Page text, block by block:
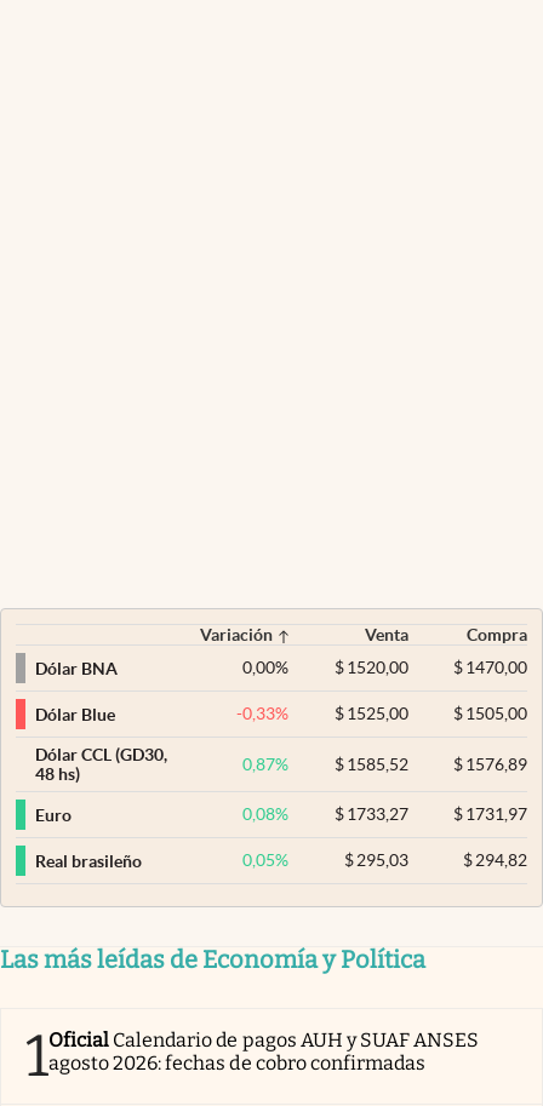
Variación Venta
Compra
Dólar BNA
0,00% $ 1520,00 $1470,00
Dólar Blue -0,33% $ 1525,00 $1505,00
Dólar CCL (GD30,
48 hs)
0,87% $ 1585,52 $1576,89
Euro 0,08% $ 1733,27 $1731,97
Real brasileño 0,05% $295,03 $294,82
Las más leídas de Economía y Política
1Oficial Calendario de pagos AUH y SUAF ANSES
agosto 2026: fechas de cobro confirmadas